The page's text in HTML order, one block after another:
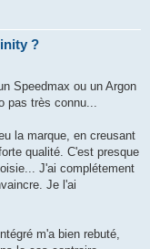
?
Speedmax ou un Argon
très connu...
la marque, en creusant
qualité. C'est presque
J'ai complétement
Je l'ai
m'a bien rebuté,